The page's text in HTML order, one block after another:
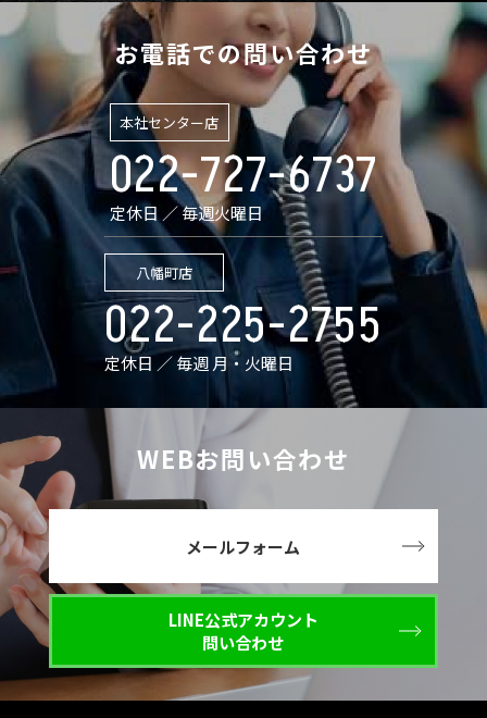
お電話での問い合わせ
本社センター店
022-727-6737
定休日 ／ 毎週火曜日
八幡町店
022-225-2755
定休日 ／ 毎週 月・火曜日
WEBお問い合わせ
メールフォーム
LINE公式アカウント
問い合わせ